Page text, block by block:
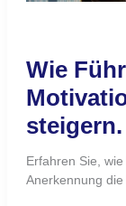
Wie
steigern.
Erfahren Sie,
Anerkennung